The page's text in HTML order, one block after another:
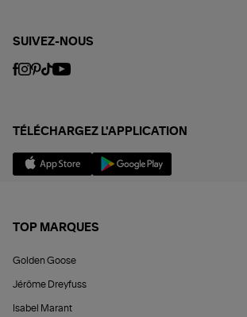
SUIVEZ-NOUS
TÉLÉCHARGEZ L'APPLICATION
TOP MARQUES
Golden Goose
Jérôme Dreyfuss
Isabel Marant